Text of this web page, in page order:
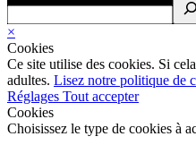
×
Cookies
Ce site utilise des cookies. Si
adultes. Lisez notre politique de
Réglages Tout accepter
Cookies
Choisissez le type de cookies à